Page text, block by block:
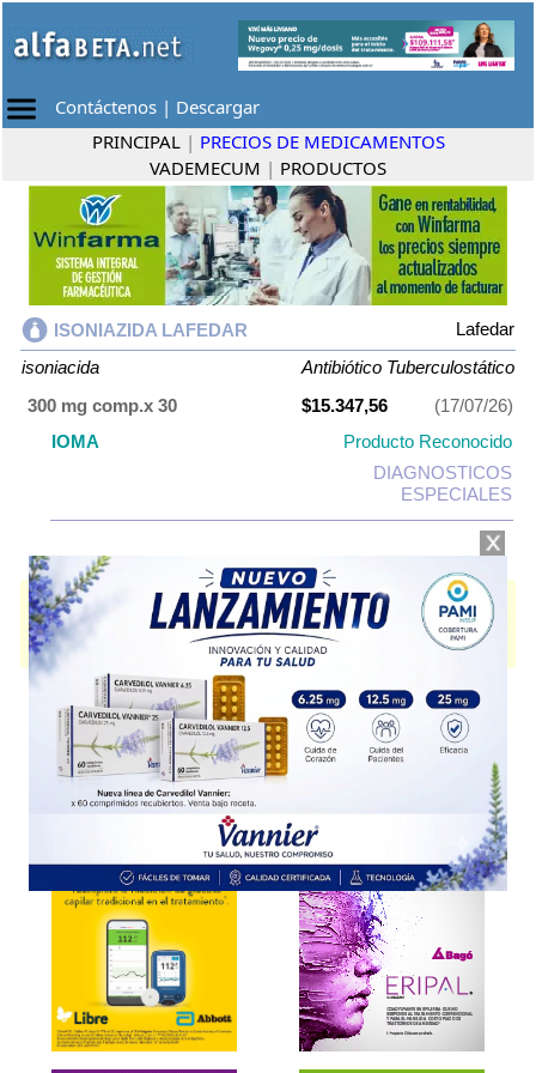
Contáctenos | Descargar
PRINCIPAL | PRECIOS DE MEDICAMENTOS
VADEMECUM | PRODUCTOS
ISONIAZIDA LAFEDAR
Lafedar
isoniacida
Antibiótico Tuberculostático
300 mg comp.x 30
$15.347,56
(17/07/26)
IOMA
Producto Reconocido
DIAGNOSTICOS
ESPECIALES
ISONIAZIDA LAFEDAR contieneisoniaciday se indica como
Antibiótico
Tuberculostático
. Es producido porLafedary cuenta con 1 presentación
disponible.
Explorar más
Otros productos conisoniacida
Otros productos deLafedar